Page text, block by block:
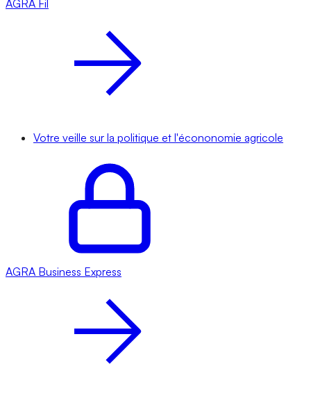
AGRA Fil
Votre veille sur la politique et l'écononomie agricole
AGRA Business Express